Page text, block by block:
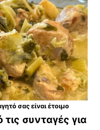
σας είναι έτοιμο
συνταγές για